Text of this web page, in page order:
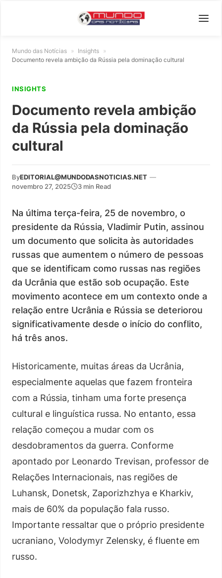
Mundo das Notícias » Insights »
Documento revela ambição da Rússia pela dominação cultural
INSIGHTS
Documento revela ambição
da Rússia pela dominação
cultural
ByEDITORIAL@MUNDODASNOTICIAS.NET —
novembro 27, 2025
3 min Read
Na última terça-feira, 25 de novembro, o
presidente da Rússia, Vladimir Putin, assinou
um documento que solicita às autoridades
russas que aumentem o número de pessoas
que se identificam como russas nas regiões
da Ucrânia que estão sob ocupação. Este
movimento acontece em um contexto onde a
relação entre Ucrânia e Rússia se deteriorou
significativamente desde o início do conflito,
há três anos.
Historicamente, muitas áreas da Ucrânia,
especialmente aquelas que fazem fronteira
com a Rússia, tinham uma forte presença
cultural e linguística russa. No entanto, essa
relação começou a mudar com os
desdobramentos da guerra. Conforme
apontado por Leonardo Trevisan, professor de
Relações Internacionais, nas regiões de
Luhansk, Donetsk, Zaporizhzhya e Kharkiv,
mais de 60% da população fala russo.
Importante ressaltar que o próprio presidente
ucraniano, Volodymyr Zelensky, é fluente em
russo.